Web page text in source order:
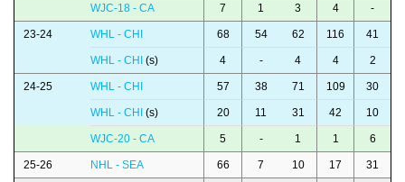
WJC-18 - CA 7 1 3 4 -
23-24 WHL - CHI 68 54 62 116 41
WHL - CHI (s) 4 - 4 4 2
24-25 WHL - CHI 57 38 71 109 30
WHL - CHI (s) 20 11 31 42 10
WJC-20 - CA 5 - 1 1 6
25-26 NHL - SEA 66 7 10 17 31